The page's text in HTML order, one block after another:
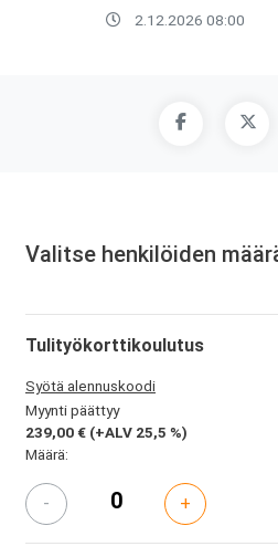
2.12.2026 08:00
Valitse henkilöiden
Tulityökorttikoulutus
Syötä alennuskoodi
Myynti päättyy
239,00 € (+ALV 25,5 %)
Määrä:
- +